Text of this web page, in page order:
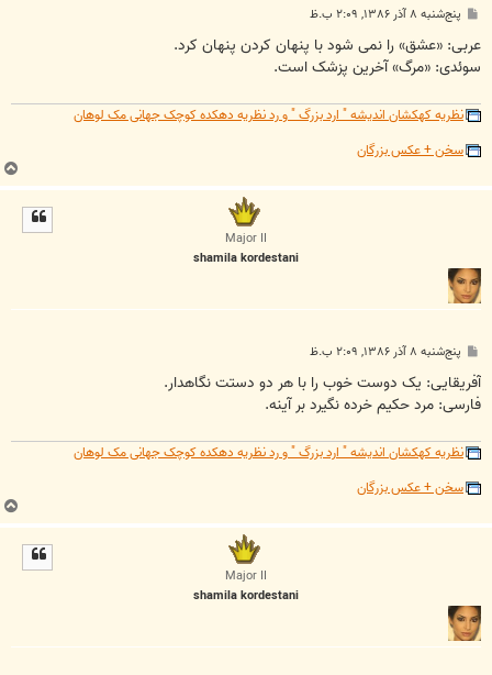
پ
ت
پنج‌شنبه ۸ آذر ۱۳۸۶, ۲:۰۹ ب.ظ
عربی: «عشق» را نمی شود با پنهان کردن پنهان کرد.
سوئدی: «مرگ» آخرین پزشک است.
نظریه کهکشان اندیشه " ارد بزرگ " و رد نظریه دهکده کوچک جهانی مک لوهان
سخن + عکس بزرگان
ب
ا
Major II
shamila kordestani
پ
ت
پنج‌شنبه ۸ آذر ۱۳۸۶, ۲:۰۹ ب.ظ
آفریقایی: یک دوست خوب را با هر دو دستت نگاهدار.
فارسی: مرد حکیم خرده نگیرد بر آینه.
نظریه کهکشان اندیشه " ارد بزرگ " و رد نظریه دهکده کوچک جهانی مک لوهان
سخن + عکس بزرگان
ب
ا
Major II
shamila kordestani